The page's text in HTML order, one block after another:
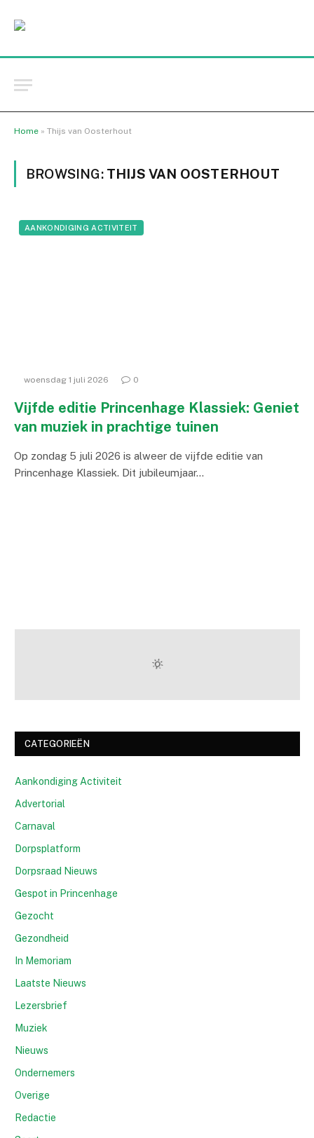
Home » Thijs van Oosterhout
BROWSING: THIJS VAN OOSTERHOUT
AANKONDIGING ACTIVITEIT
woensdag 1 juli 2026 0
Vijfde editie Princenhage Klassiek: Geniet
van muziek in prachtige tuinen
Op zondag 5 juli 2026 is alweer de vijfde editie van
Princenhage Klassiek. Dit jubileumjaar…
CATEGORIEËN
Aankondiging Activiteit
Advertorial
Carnaval
Dorpsplatform
Dorpsraad Nieuws
Gespot in Princenhage
Gezocht
Gezondheid
In Memoriam
Laatste Nieuws
Lezersbrief
Muziek
Nieuws
Ondernemers
Overige
Redactie